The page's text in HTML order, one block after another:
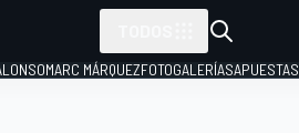
MARC MÁRQUEZFOTOGALERÍASAPUESTAS